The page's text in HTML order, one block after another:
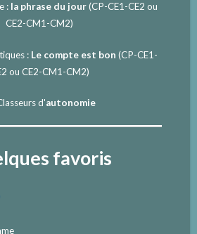
: la phrase du jour(CP-CE1-CE2 ou
CE2-CM1-CM2)
: Le compte est bon (CP-CE1-
ou CE2-CM1-CM2)
d'autonomie
favoris